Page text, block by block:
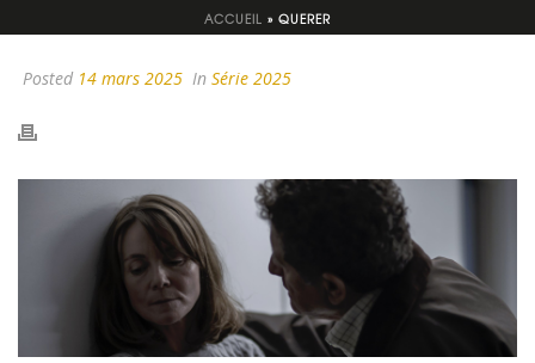
ACCUEIL » QUERER
Posted 14 mars 2025 In Série 2025